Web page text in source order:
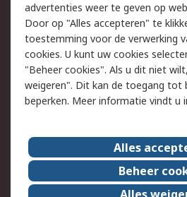
Wettelijk
Cookiebeleid
Privacybeleid
Algemene
verkoopvoorwaarden
Over RS
RS Group
RS wereldwijd
advertenties weer te geven op
Door op "Alles accepteren" te
toestemming voor de verwerking
cookies. U kunt uw cookies
"Beheer cookies". Als u dit niet
weigeren". Dit kan de toegang tot
beperken. Meer informatie vindt u
Alles
Beheer